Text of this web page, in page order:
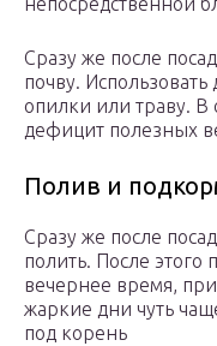
Сразу же после
почву.
опилки или траву. В
дефицит полезных
Полив и
Сразу же после
полить. После этого
вечернее время,
жаркие дни чуть
под корень